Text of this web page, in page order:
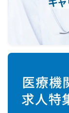
・現
・グ
テナ
・3
備予定
・整
士、
■経
・経
務な